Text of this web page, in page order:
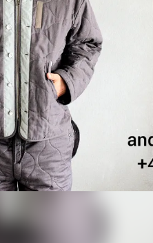
チャレンジ
CAMPFIRE for